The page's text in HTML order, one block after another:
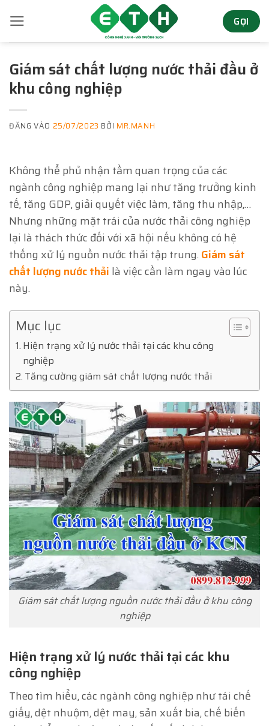
qua
nội
dung
GỌI
Giám sát chất lượng nước thải đầu ở
khu công nghiệp
ĐĂNG VÀO 25/07/2023 BỞI MR.MANH
Không thể phủ nhận tầm quan trọng của các
ngành công nghiệp mang lại như tăng trưởng kinh
tế, tăng GDP, giải quyết việc làm, tăng thu nhập,…
Nhưng những mặt trái của nước thải công nghiệp
lại là thách thức đối với xã hội nếu không có hệ
thống xử lý nguồn nước thải tập trung. Giám sát
chất lượng nước thải là việc cần làm ngay vào lúc
này.
Mục lục
Hiện trạng xử lý nước thải tại các khu công
nghiệp
Tăng cường giám sát chất lượng nước thải
Giám sát chất lượng nguồn nước thải đầu ở khu công
nghiệp
Hiện trạng xử lý nước thải tại các khu
công nghiệp
Theo tìm hiểu, các ngành công nghiệp như tái chế
giấy, dệt nhuộm, dệt may, sản xuất bia, chế biến